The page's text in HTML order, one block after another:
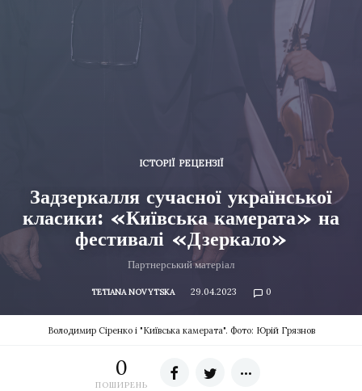
ІСТОРІЇ РЕЦЕНЗІЇ
Задзеркалля сучасної української
класики: «Київська камерата» на
фестивалі «Дзеркало»
Партнерський матеріал
TETIANA NOVYTSKA 29.04.2023 0
Володимир Сіренко і "Київська камерата". Фото: Юрій Грязнов
0
ПОШИРЕНЬ